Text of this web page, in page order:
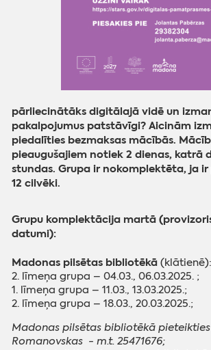
pārliecinātāks digitālajā vidē un
pakalpojumus patstāvīgi? Aicinām
piedalīties bezmaksas mācībās.
pieaugušajiem notiek 2 dienas, katrā
stundas. Grupa ir nokomplektēta, ja ir
12 cilvēki.
Grupu komplektācija martā
datumi):
Madonas pilsētas bibliotēkā (klātienē):
2. līmeņa grupa – 04.03., 06.03.2025. ;
1. līmeņa grupa – 11.03., 13.03.2025.;
2. līmeņa grupa – 18.03., 20.03.2025.;
Madonas pilsētas bibliotēkā
Romanovskas - m.t. 25471676;